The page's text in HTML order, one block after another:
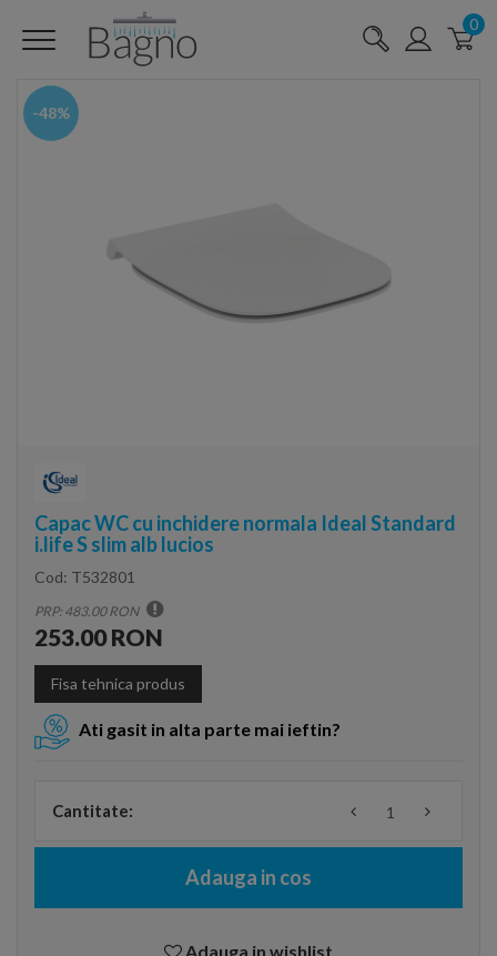
0
-48%
Capac WC cu inchidere normala Ideal Standard
i.life S slim alb lucios
Cod: T532801
PRP: 483.00 RON
253.00 RON
Fisa tehnica produs
Ati gasit in alta parte mai ieftin?
Cantitate:
Adauga in cos
Adauga in wishlist